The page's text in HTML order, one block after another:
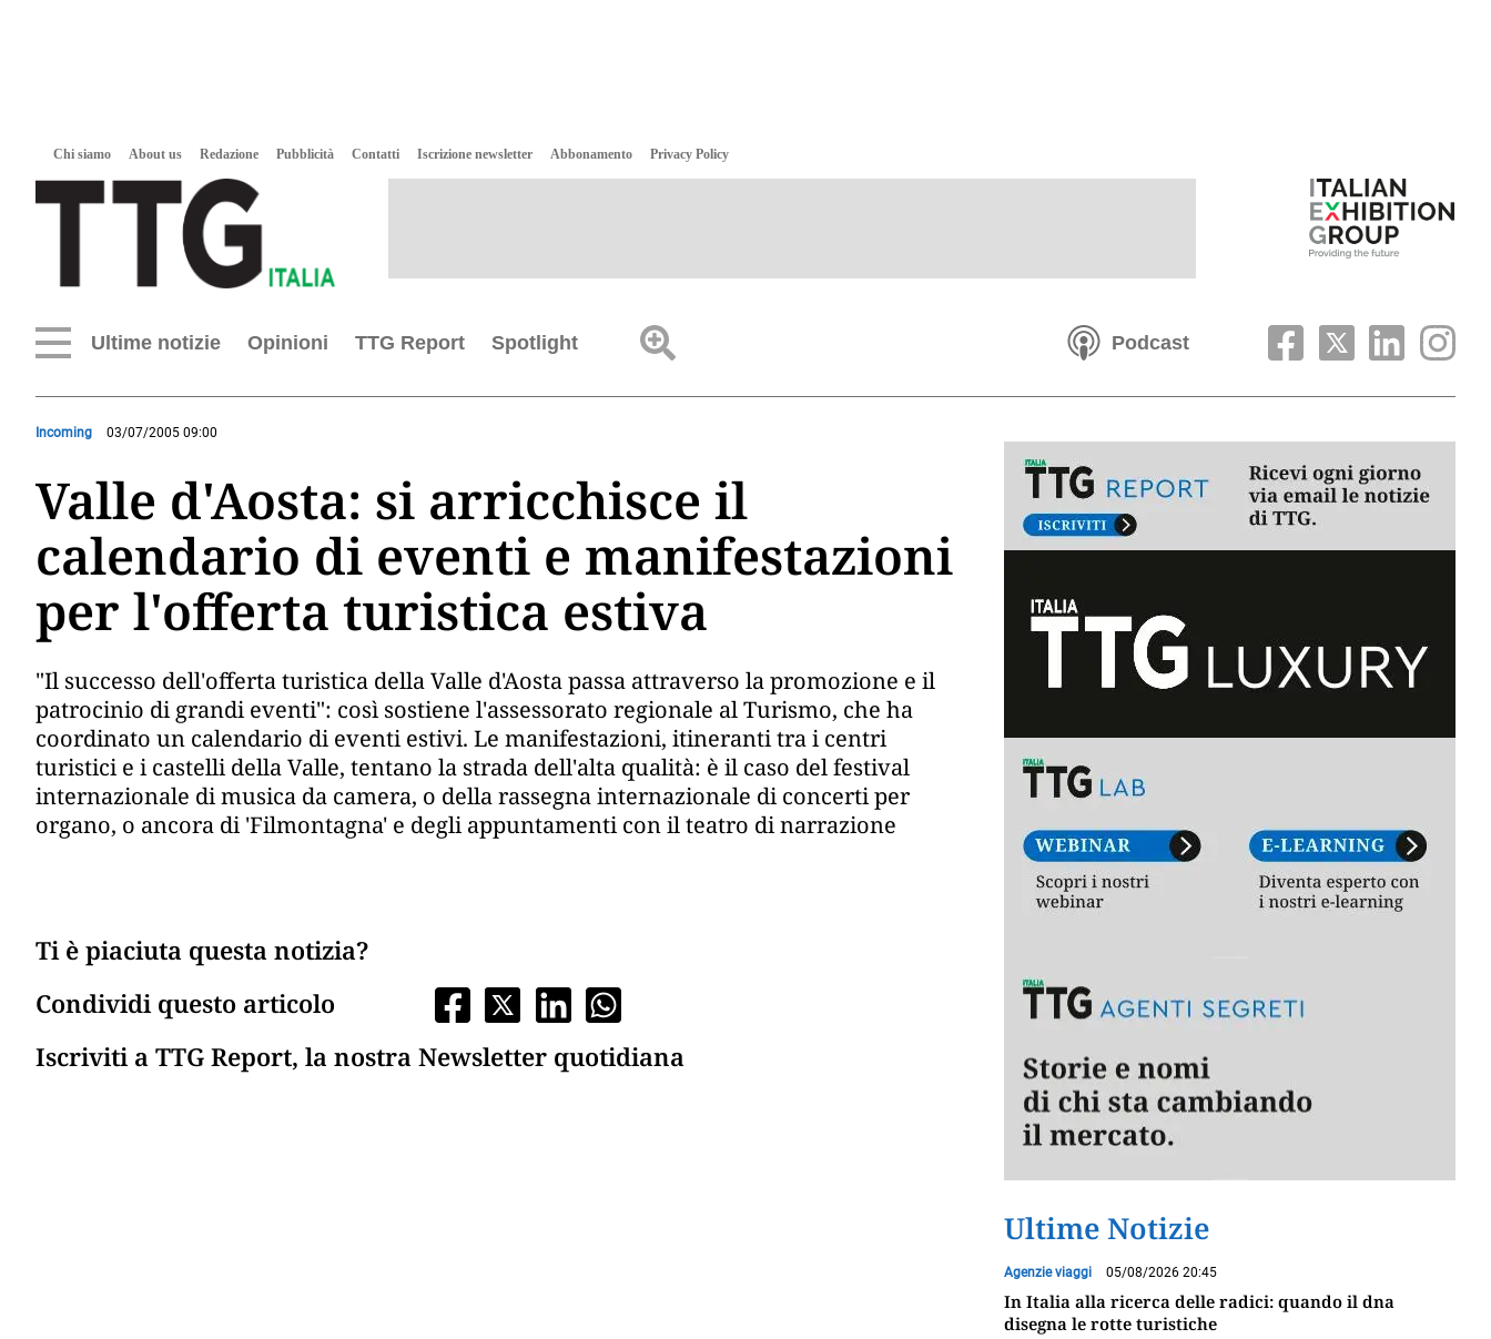
Chi siamo About us Redazione Pubblicità Contatti Iscrizione newsletter Abbonamento Privacy Policy
Ultime notizie Opinioni TTG Report Spotlight Podcast
Incoming 03/07/2005 09:00
Valle d'Aosta: si arricchisce il
calendario di eventi e manifestazioni
per l'offerta turistica estiva
"Il successo dell'offerta turistica della Valle d'Aosta passa attraverso la promozione e il
patrocinio di grandi eventi": così sostiene l'assessorato regionale al Turismo, che ha
coordinato un calendario di eventi estivi. Le manifestazioni, itineranti tra i centri
turistici e i castelli della Valle, tentano la strada dell'alta qualità: è il caso del festival
internazionale di musica da camera, o della rassegna internazionale di concerti per
organo, o ancora di 'Filmontagna' e degli appuntamenti con il teatro di narrazione
Ti è piaciuta questa notizia?
Condividi questo articolo
Iscriviti a TTG Report, la nostra Newsletter quotidiana
Ultime Notizie
Agenzie viaggi 05/08/2026 20:45
In Italia alla ricerca delle radici: quando il dna
disegna le rotte turistiche